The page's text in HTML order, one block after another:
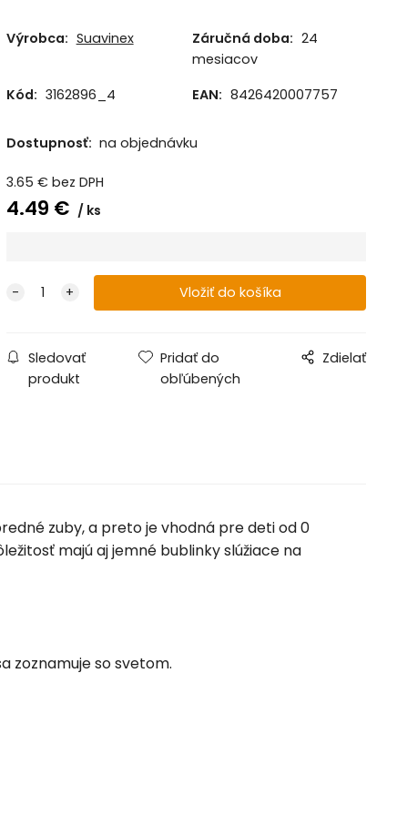
Výrobca: Suavinex Záručná doba: 24
mesiacov
Kód: 3162896_4 EAN: 8426420007757
Dostupnosť: na objednávku
3.65 € bez DPH
4.49 € ks
Sledovať
produkt
Pridať do
obľúbených
Zdielať
zuby, a preto je vhodná pre deti od 0
majú aj jemné bublinky slúžiace na
zoznamuje so svetom.